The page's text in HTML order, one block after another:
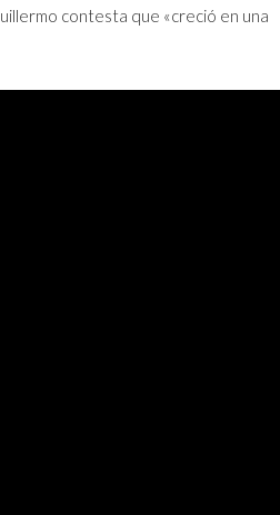
contesta que «creció en una